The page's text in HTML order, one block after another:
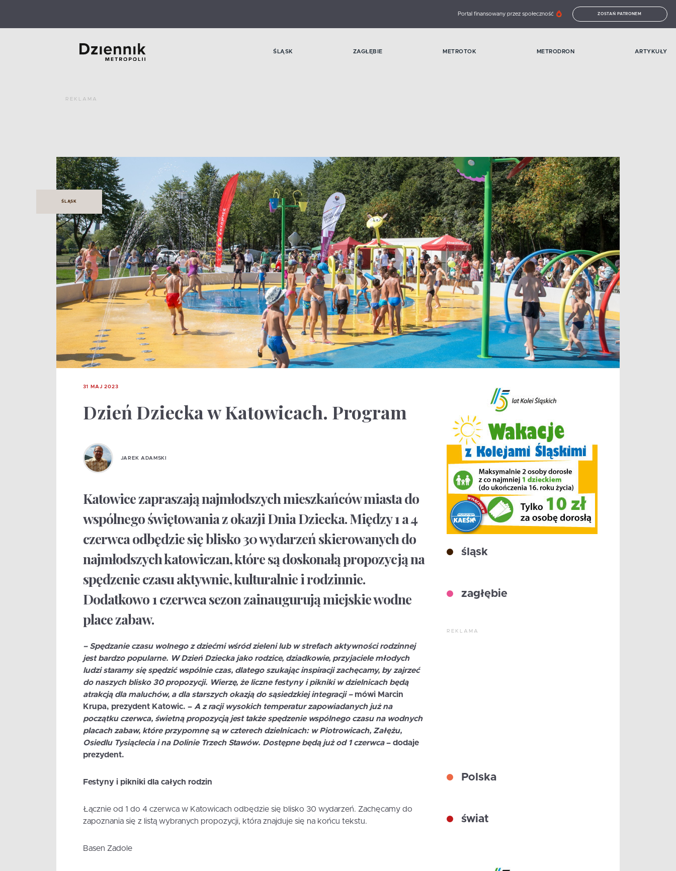
Portal finansowany przez społeczność ZOSTAŃ PATRONEM
ŚLĄSK ZAGŁĘBIE METROTOK METRODRON ARTYKUŁY
REKLAMA
ŚLĄSK
31 MAJ 2023
Dzień Dziecka w Katowicach. Program
JAREK ADAMSKI
Katowice zapraszają najmłodszych mieszkańców miasta do
wspólnego świętowania z okazji Dnia Dziecka. Między 1 a 4
czerwca odbędzie się blisko 30 wydarzeń skierowanych do
najmłodszych katowiczan, które są doskonałą propozycją na
spędzenie czasu aktywnie, kulturalnie i rodzinnie.
Dodatkowo 1 czerwca sezon zainaugurują miejskie wodne
place zabaw.
– Spędzanie czasu wolnego z dziećmi wśród zieleni lub w strefach aktywności rodzinnej
jest bardzo popularne. W Dzień Dziecka jako rodzice, dziadkowie, przyjaciele młodych
ludzi staramy się spędzić wspólnie czas, dlatego szukając inspiracji zachęcamy, by zajrzeć
do naszych blisko 30 propozycji. Wierzę, że liczne festyny i pikniki w dzielnicach będą
atrakcją dla maluchów, a dla starszych okazją do sąsiedzkiej integracji – mówi Marcin
Krupa, prezydent Katowic. – A z racji wysokich temperatur zapowiadanych już na
początku czerwca, świetną propozycją jest także spędzenie wspólnego czasu na wodnych
placach zabaw, które przypomnę są w czterech dzielnicach: w Piotrowicach, Załężu,
Osiedlu Tysiąclecia i na Dolinie Trzech Stawów. Dostępne będą już od 1 czerwca– dodaje
prezydent.
Festyny i pikniki dla całych rodzin
Łącznie od 1 do 4 czerwca w Katowicach odbędzie się blisko 30 wydarzeń. Zachęcamy do
zapoznania się z listą wybranych propozycji, która znajduje się na końcu tekstu.
Basen Zadole
śląsk
zagłębie
REKLAMA
Polska
świat